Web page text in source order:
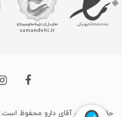
حق نشر برای آقای دارو محفوظ است